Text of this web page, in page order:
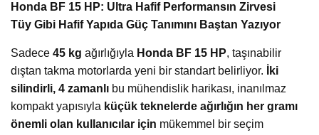
Honda BF 15 HP: Ultra Hafif Performansın Zirvesi
Tüy Gibi Hafif Yapıda Güç Tanımını Baştan Yazıyor
Sadece 45 kg ağırlığıyla Honda BF 15 HP, taşınabilir
dıştan takma motorlarda yeni bir standart belirliyor.
İki
silindirli, 4 zamanlı bu mühendislik harikası, inanılmaz
kompakt yapısıyla küçük teknelerde ağırlığın her gramı
önemli olan kullanıcılar için mükemmel bir seçim